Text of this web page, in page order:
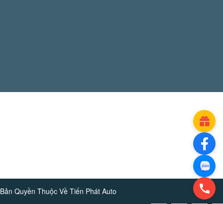
Bản Quyền Thuộc Về Tiến Phát Auto